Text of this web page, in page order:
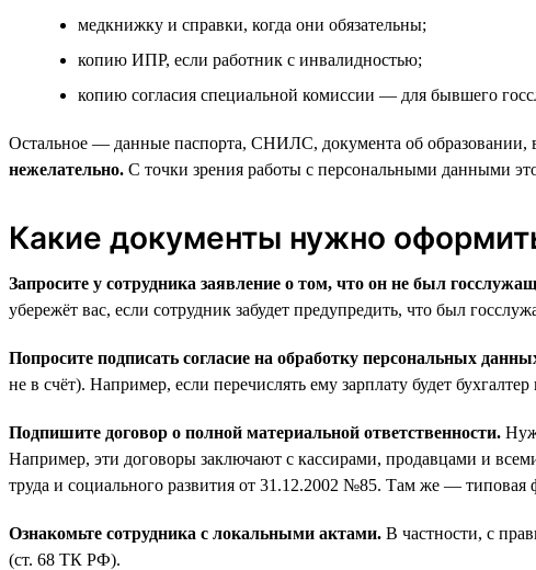
медкнижку и справки, когда они обязательны;
копию ИПР, если работник с инвалидностью;
копию согласия специальной комиссии — для бывшего
Остальное — данные паспорта, СНИЛС, документа об образовании,
нежелательно. С точки зрения работы с персональными данными
Какие документы нужно
Запросите у сотрудника заявление о том, что он не был
убережёт вас, если сотрудник забудет предупредить, что был
Попросите подписать согласие на обработку персональных
не в счёт). Например, если перечислять ему зарплату будет
Подпишите договор о полной материальной ответственности.
Например, эти договоры заключают с кассирами, продавцами и
труда и социального развития от 31.12.2002 №85. Там же — типовая
Ознакомьте сотрудника с локальными актами. В частности, с
(ст. 68 ТК РФ).